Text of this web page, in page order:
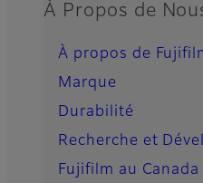
À Propos de
À propos de
Marque
Durabilité
Recherche et
Fujifilm au Canada